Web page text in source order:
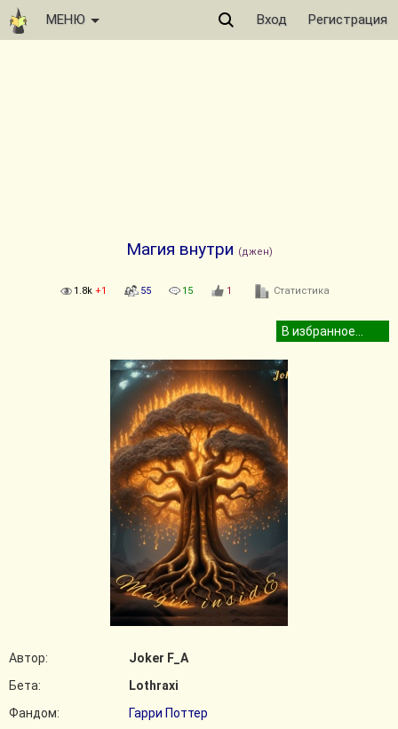
МЕНЮ Вход Регистрация
Магия внутри (джен)
1.8k +1 55 15 1 Статистика
Автор:
Joker F_A
Бета:
Lothraxi
Фандом:
Гарри Поттер